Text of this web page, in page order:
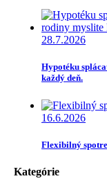
28.7.2026
Hypotéku
každý deň.
16.6.2026
Flexibilný
Kategórie